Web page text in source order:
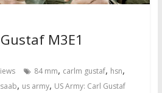
M3E1
84 mm, carlm gustaf, hsn,
saab, us army, US Army: Carl Gustaf